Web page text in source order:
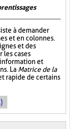
à demander
et en colonnes.
et des
les cases
et
La Matrice de la
rapide de certains